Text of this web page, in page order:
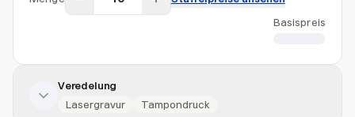
Basispreis
Veredelung
Lasergravur
Tampondruck